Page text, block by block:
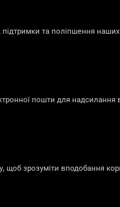
та поліпшення
пошти для надсилання
зрозуміти вподобання